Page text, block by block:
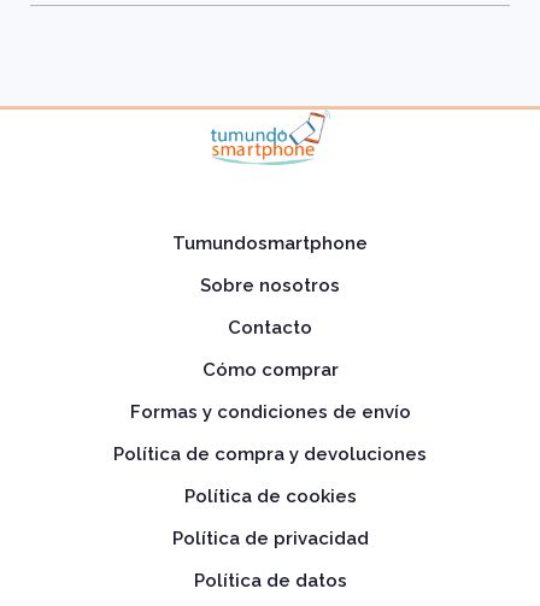
Tumundosmartphone
Sobre nosotros
Contacto
Cómo comprar
Formas y condiciones de envío
Política de compra y devoluciones
Política de cookies
Política de privacidad
Política de datos